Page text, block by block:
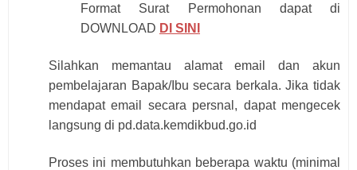
Format Surat Permohonan dapat di
DOWNLOAD DI SINI
Silahkan memantau alamat email dan akun
pembelajaran Bapak/Ibu secara berkala. Jika tidak
mendapat email secara persnal, dapat mengecek
langsung di pd.data.kemdikbud.go.id
Proses ini membutuhkan beberapa waktu (minimal